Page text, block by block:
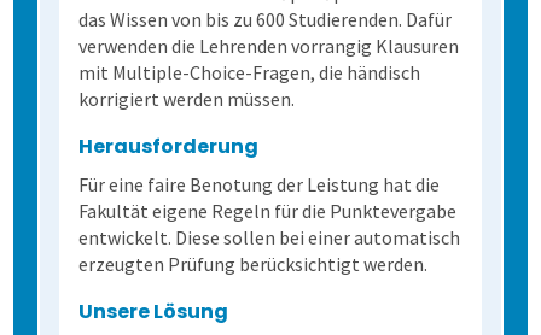
Wahlen
Weitere Befragungsprozesse
Freitextantworten erfassen
Zusammenhänge erkennen
Daten weiterverarbeiten
QuestorPro
Demoversion
Schulungen
Einstieg
Extras
Mehrsprachige Fragebögen
Selbstgestaltete Fragebögen
Audit-Log
das Wissen von bis zu 600 Studierenden. Dafür
verwenden die Lehrenden vorrangig Klausuren
mit Multiple-Choice-Fragen, die händisch
korrigiert werden müssen.
Herausforderung
Für eine faire Benotung der Leistung hat die
Fakultät eigene Regeln für die Punktevergabe
entwickelt. Diese sollen bei einer automatisch
erzeugten Prüfung berücksichtigt werden.
Unsere Lösung